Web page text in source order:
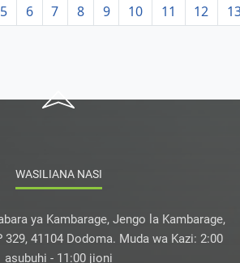
5 6 7 8 9 10 11 12
WASILIANA NASI
ya Kambarage, Jengo la Kambarage,
329, 41104 Dodoma. Muda wa Kazi: 2:00
asubuhi - 11:00 jioni